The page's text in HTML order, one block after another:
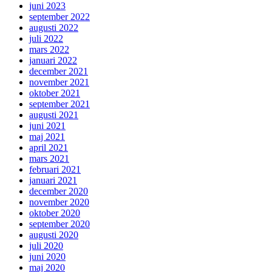
juni 2023
september 2022
augusti 2022
juli 2022
mars 2022
januari 2022
december 2021
november 2021
oktober 2021
september 2021
augusti 2021
juni 2021
maj 2021
april 2021
mars 2021
februari 2021
januari 2021
december 2020
november 2020
oktober 2020
september 2020
augusti 2020
juli 2020
juni 2020
maj 2020